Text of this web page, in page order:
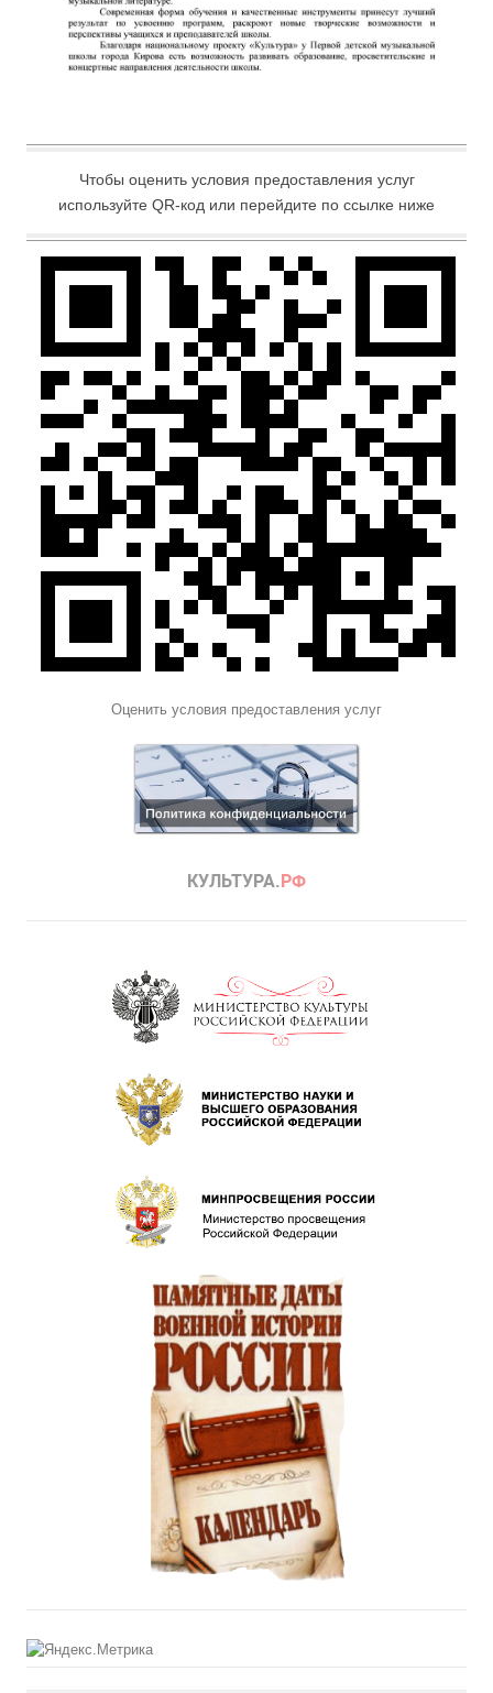
Чтобы оценить условия предоставления услуг
используйте QR-код или перейдите по ссылке ниже
Оценить условия предоставления услуг